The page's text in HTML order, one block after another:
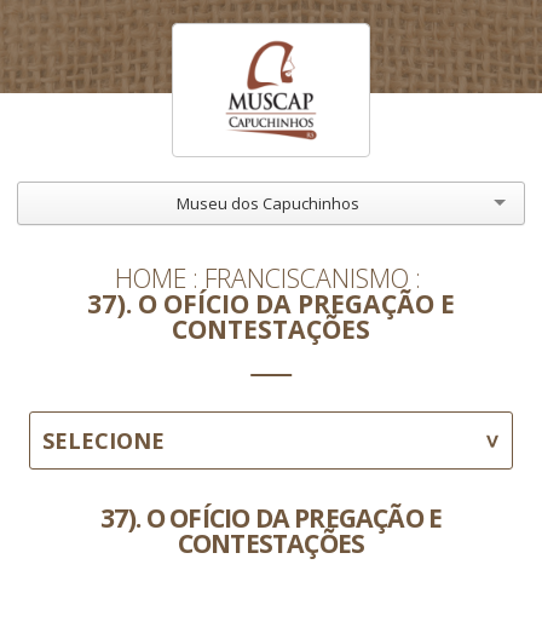
Museu dos Capuchinhos
HOME FRANCISCANISMO
37). O OFÍCIO DA PREGAÇÃO E
CONTESTAÇÕES
SELECIONE
37). O OFÍCIO DA PREGAÇÃO E
CONTESTAÇÕES